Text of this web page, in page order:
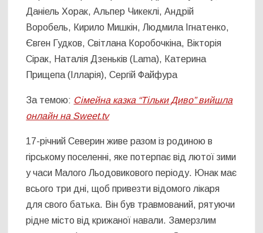
Даніель Хорак, Альпер Чикеклі, Андрій
Воробель, Кирило Мишкін, Людмила Ігнатенко,
Євген Гудков, Світлана Коробочкіна, Вікторія
Сірак, Наталія Дзеньків (Lama), Катерина
Прищепа (Ілларія), Сергій Файфура
За темою: Сімейна казка “Тільки Диво” вийшла
онлайн на Sweet.tv
17-річний Северин живе разом із родиною в
гірському поселенні, яке потерпає від лютої зими
у часи Малого Льодовикового періоду. Юнак має
всього три дні, щоб привезти відомого лікаря
для свого батька. Він був травмований, рятуючи
рідне місто від крижаної навали. Замерзлим